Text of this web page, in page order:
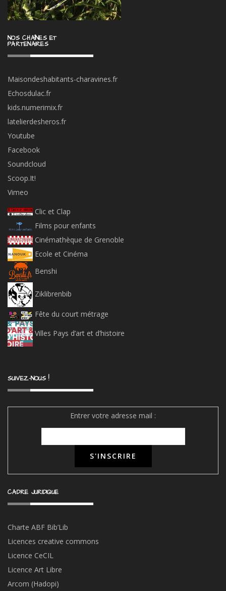
NOS CHAÎNES ET
PARTENAIRES
Maisondeshabitants-charavines.fr
Echosdulac.fr
kids.numerimix.fr
latelierdesheros.fr
Youtube
Facebook
Soundcloud
Scoop.It!
Vimeo
Clic et Clap
Films pour enfants
Cinémathèque de Grenoble
Ecole et Cinéma
Benshi
Ziklibrenbib
Fête du court métrage
Villes Pays d’art et d’histoire
SUIVEZ-NOUS !
Entrer votre adresse mail :
CADRE JURIDIQUE
Charte ABF Bib’Lib
Licences creative commons
Licence CeCIL
Licence Art Libre
Arcom (Hadopi)